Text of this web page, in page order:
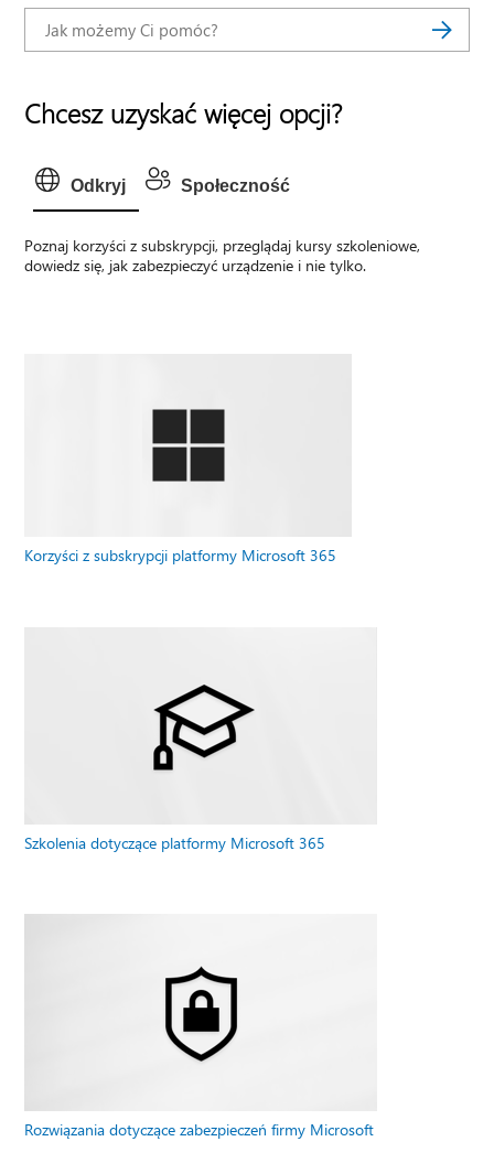
Chcesz uzyskać więcej opcji?
Odkryj Społeczność
Poznaj korzyści z subskrypcji, przeglądaj kursy szkoleniowe,
dowiedz się, jak zabezpieczyć urządzenie i nie tylko.
Korzyści z subskrypcji platformy Microsoft 365
Szkolenia dotyczące platformy Microsoft 365
Rozwiązania dotyczące zabezpieczeń firmy Microsoft